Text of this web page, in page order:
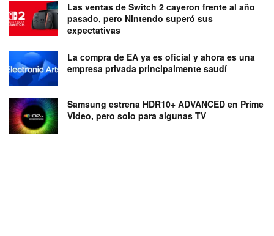
Las ventas de Switch 2 cayeron frente al año
pasado, pero Nintendo superó sus
expectativas
La compra de EA ya es oficial y ahora es una
empresa privada principalmente saudí
Samsung estrena HDR10+ ADVANCED en Prime
Video, pero solo para algunas TV